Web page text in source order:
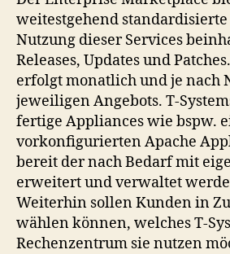
weitestgehend standardisierte
Nutzung dieser Services
Releases, Updates und
erfolgt monatlich und je nach
jeweiligen Angebots. T-
fertige Appliances wie bspw.
vorkonfigurierten Apache
bereit der nach Bedarf mit
erweitert und verwaltet
Weiterhin sollen Kunden in
wählen können, welches T-
Rechenzentrum sie nutzen